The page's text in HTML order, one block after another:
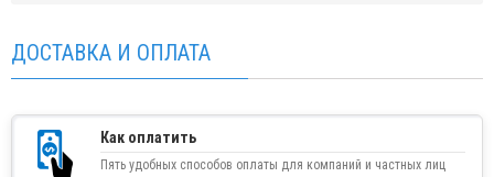
ДОСТАВКА И ОПЛАТА
Как оплатить
Пять удобных способов оплаты для компаний и частных лиц